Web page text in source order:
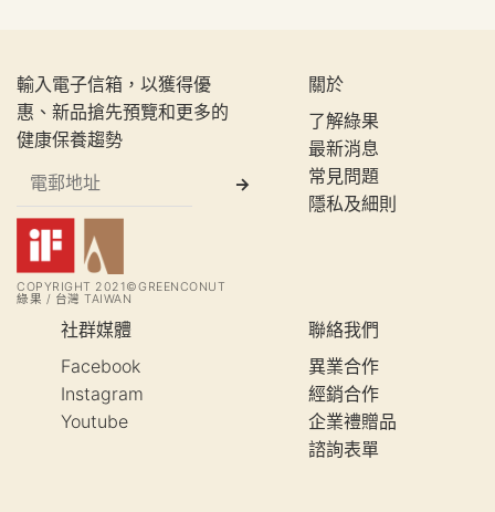
輸入電子信箱，以獲得優
惠、新品搶先預覽和更多的
健康保養趨勢
COPYRIGHT 2021©GREENCONUT
綠果 / 台灣 TAIWAN
關於
了解綠果
最新消息
常見問題
隱私及細則
社群媒體
Facebook
Instagram
Youtube
聯絡我們
異業合作
經銷合作
企業禮贈品
諮詢表單